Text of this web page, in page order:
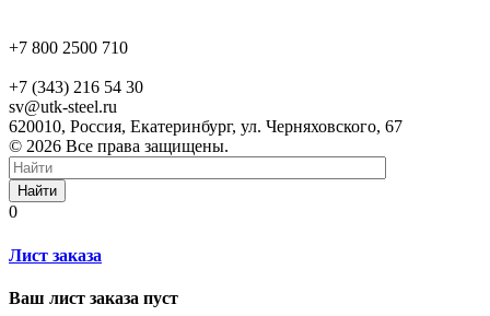
+7 800 2500 710
+7 (343) 216 54 30
sv@utk-steel.ru
620010, Россия, Екатеринбург, ул. Черняховского, 67
© 2026 Все права защищены.
Найти
0
Лист заказа
Ваш лист заказа пуст